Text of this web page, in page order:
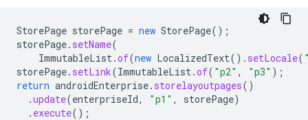
StorePage storePage = new StorePage();
storePage. setName(
ImmutableList .of(new LocalizedText(). setLocale(
storePage. setLink(ImmutableList .of( "p2" , "p3" );
return androidEnterprise. storelayoutpages()
.update(enterpriseId, "p1" , storePage)
. execute();